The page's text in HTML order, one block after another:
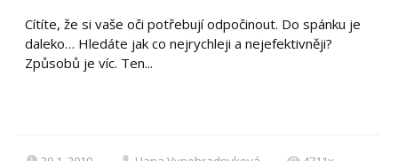
Cítíte, že si vaše oči potřebují odpočinout. Do spánku je
daleko… Hledáte jak co nejrychleji a nejefektivněji?
Způsobů je víc. Ten...